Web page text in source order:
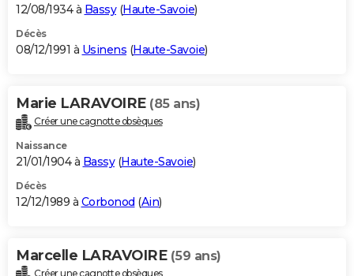
12/08/1934 à Bassy(Haute-Savoie)
Décès
08/12/1991 à Usinens (Haute-Savoie)
Marie LARAVOIRE (85 ans)
Créer une cagnotte obsèques
Naissance
21/01/1904 à Bassy(Haute-Savoie)
Décès
12/12/1989 à Corbonod (Ain)
Marcelle LARAVOIRE (59 ans)
Créer une cagnotte obsèques